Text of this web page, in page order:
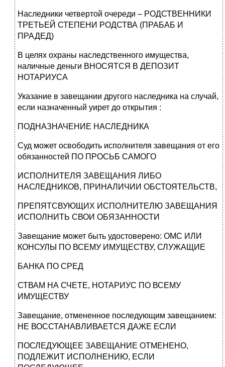
Наследники четвертой очереди – РОДСТВЕННИКИ
ТРЕТЬЕЙ СТЕПЕНИ РОДСТВА (ПРАБАБ И
ПРАДЕД)
В целях охраны наследственного имущества,
наличные деньги ВНОСЯТСЯ В ДЕПОЗИТ
НОТАРИУСА
Указание в завещании другого наследника на случай,
если назначенный уирет до открытия :
ПОДНАЗНАЧЕНИЕ НАСЛЕДНИКА
Суд может освободить исполнителя завещания от его
обязанностей ПО ПРОСЬБ САМОГО
ИСПОЛНИТЕЛЯ ЗАВЕЩАНИЯ ЛИБО
НАСЛЕДНИКОВ, ПРИНАЛИЧИИ ОБСТОЯТЕЛЬСТВ,
ПРЕПЯТСВУЮЩИХ ИСПОЛНИТЕЛЮ ЗАВЕЩАНИЯ
ИСПОЛНИТЬ СВОИ ОБЯЗАННОСТИ
Завещание может быть удостоверено: ОМС ИЛИ
КОНСУЛЫ ПО ВСЕМУ ИМУЩЕСТВУ, СЛУЖАЩИЕ
БАНКА ПО СРЕД
СТВАМ НА СЧЕТЕ, НОТАРИУС ПО ВСЕМУ
ИМУЩЕСТВУ
Завещание, отмененное последующим завещанием:
НЕ ВОССТАНАВЛИВАЕТСЯ ДАЖЕ ЕСЛИ
ПОСЛЕДУЮЩЕЕ ЗАВЕЩАНИЕ ОТМЕНЕНО,
ПОДЛЕЖИТ ИСПОЛНЕНИЮ, ЕСЛИ